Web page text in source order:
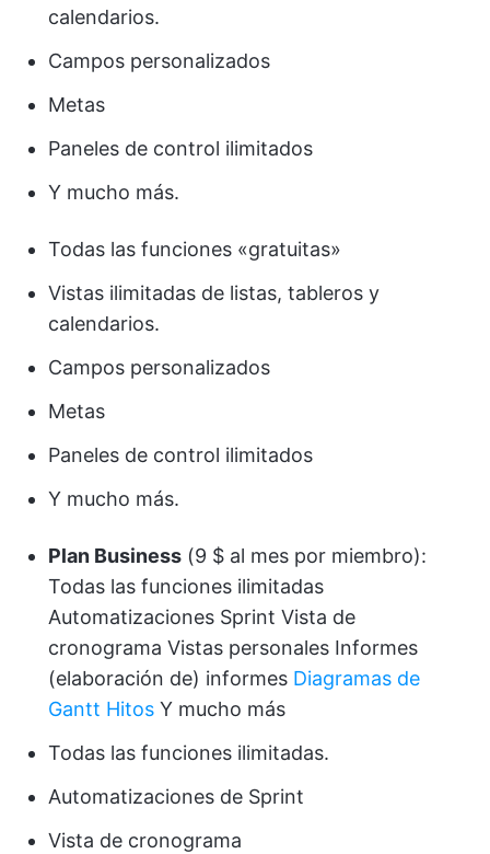
calendarios.
Campos personalizados
Metas
Paneles de control ilimitados
Y mucho más.
Todas las funciones «gratuitas»
Vistas ilimitadas de listas, tableros y
calendarios.
Campos personalizados
Metas
Paneles de control ilimitados
Y mucho más.
Plan Business (9 $ al mes por miembro):
Todas las funciones ilimitadas
Automatizaciones Sprint Vista de
cronograma Vistas personales Informes
(elaboración de) informes Diagramas de
Gantt Hitos Y mucho más
Todas las funciones ilimitadas.
Automatizaciones de Sprint
Vista de cronograma